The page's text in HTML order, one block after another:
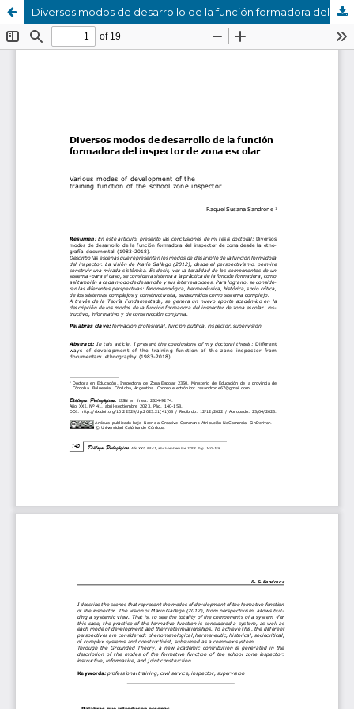
Diversos modos de desarrollo de la función formadora del inspector de zona escolar